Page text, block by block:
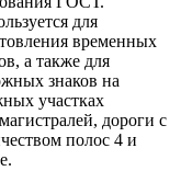
для
временных
а также для
знаков на
участках
дороги с
полос 4 и